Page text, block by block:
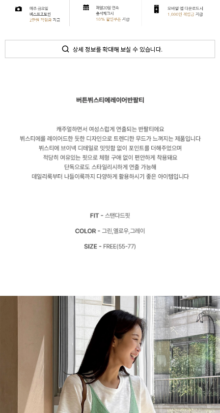
상세 정보를 확대해 보실 수 있습니다.